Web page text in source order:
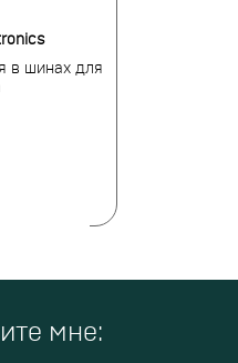
в шинах для
мне: